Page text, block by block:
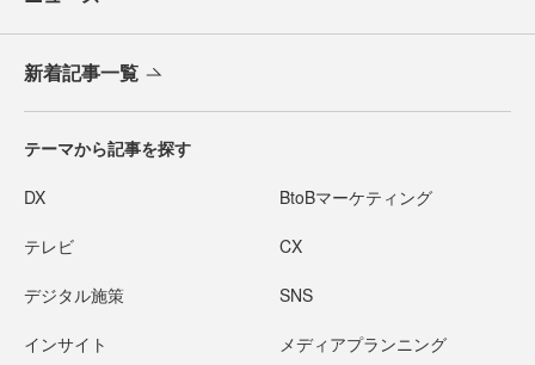
新着記事一覧
テーマから記事を探す
DX BtoBマーケティング
テレビ CX
デジタル施策 SNS
インサイト メディアプランニング